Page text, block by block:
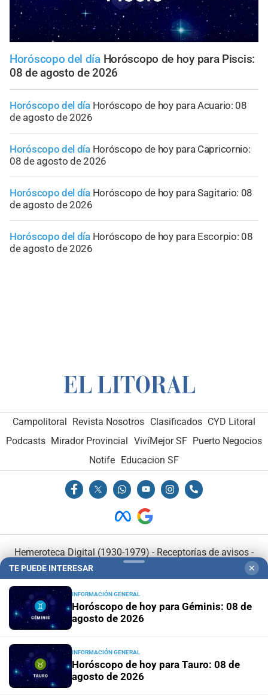
Horóscopo del día Horóscopo de hoy para Piscis:
08 de agosto de 2026
Horóscopo del día Horóscopo de hoy para Acuario: 08
de agosto de 2026
Horóscopo del día Horóscopo de hoy para Capricornio:
08 de agosto de 2026
Horóscopo del día Horóscopo de hoy para Sagitario: 08
de agosto de 2026
Horóscopo del día Horóscopo de hoy para Escorpio: 08
de agosto de 2026
Campolitoral Revista Nosotros Clasificados CYD Litoral
Podcasts Mirador Provincial VivíMejor SF Puerto Negocios
Notife
Educacion SF
Hemeroteca Digital (1930-1979) - Receptorías de avisos -
Administración y Publicidad
Elementos institucionales -
Opcionales con El Litoral
El Litoral es miembro de:
TE PUEDE INTERESAR ✕
INFORMACIÓN GENERAL
Horóscopo de hoy para Géminis: 08 de
agosto de 2026
INFORMACIÓN GENERAL
Horóscopo de hoy para Tauro: 08 de
agosto de 2026